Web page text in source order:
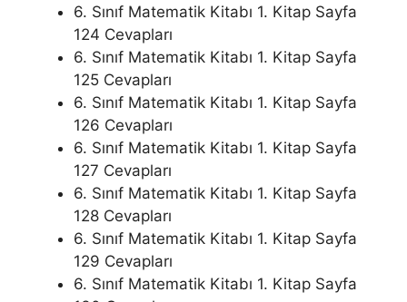
6. Sınıf Matematik Kitabı 1. Kitap Sayfa
124 Cevapları
6. Sınıf Matematik Kitabı 1. Kitap Sayfa
125 Cevapları
6. Sınıf Matematik Kitabı 1. Kitap Sayfa
126 Cevapları
6. Sınıf Matematik Kitabı 1. Kitap Sayfa
127 Cevapları
6. Sınıf Matematik Kitabı 1. Kitap Sayfa
128 Cevapları
6. Sınıf Matematik Kitabı 1. Kitap Sayfa
129 Cevapları
6. Sınıf Matematik Kitabı 1. Kitap Sayfa